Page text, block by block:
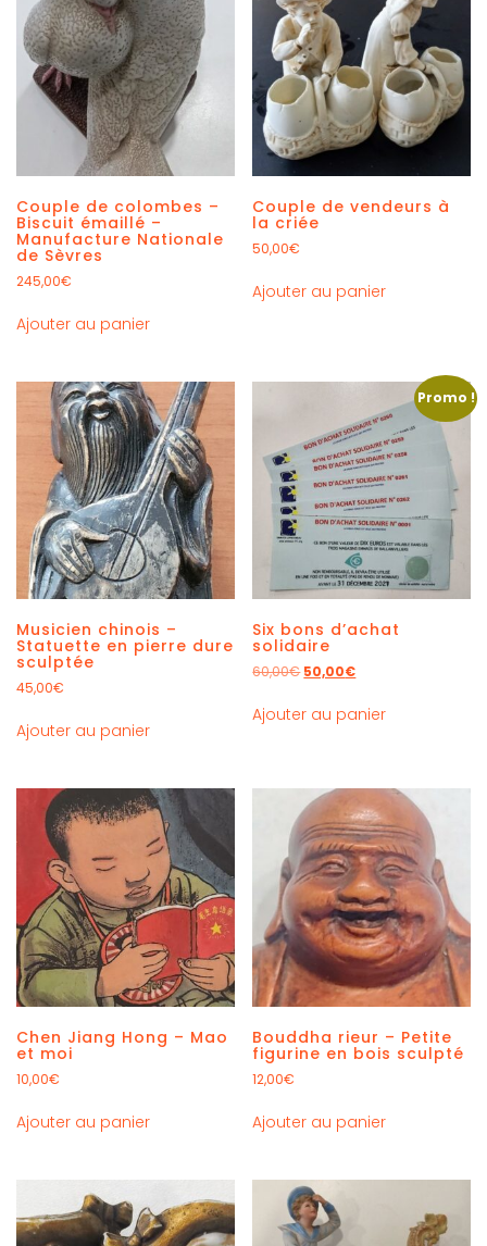
Couple de colombes –
Biscuit émaillé –
Manufacture Nationale
de Sèvres
245,00€
Ajouter au panier
Couple de vendeurs à
la criée
50,00€
Ajouter au panier
Musicien chinois –
Statuette en pierre dure
sculptée
45,00€
Ajouter au panier
Promo !
Six bons d’achat
solidaire
60,00€ 50,00€
Ajouter au panier
Chen Jiang Hong – Mao
et moi
10,00€
Ajouter au panier
Bouddha rieur – Petite
figurine en bois sculpté
12,00€
Ajouter au panier